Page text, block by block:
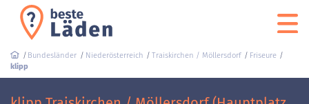
Bundesländer Niederösterreich Traiskirchen / Möllersdorf
Friseure
klipp